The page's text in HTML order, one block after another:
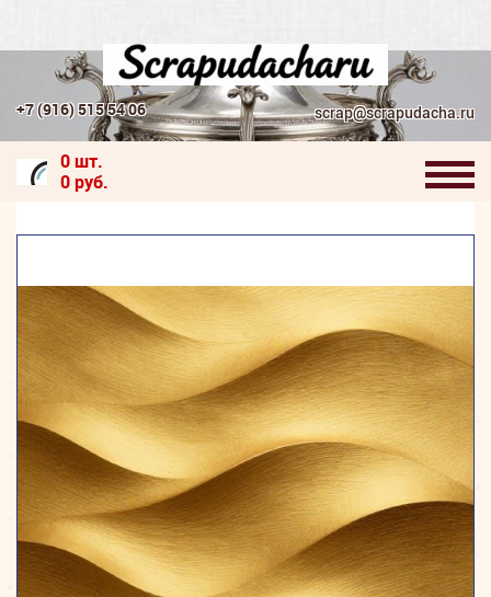
+7 (916) 515 54 06 scrap@scrapudacha.ru
0 шт.
0 руб.